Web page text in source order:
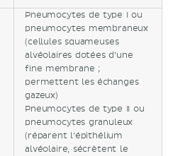
Pneumocytes de type I ou
pneumocytes membraneux
(cellules squameuses
alvéolaires dotées d’une
fine membrane ;
permettent les échanges
gazeux)
Pneumocytes de type II ou
pneumocytes granuleux
(réparent l’épithélium
alvéolaire, sécrètent le